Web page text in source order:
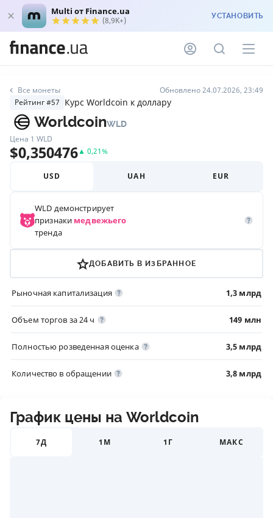
Multi от Finance.ua
(8,9K+) УСТАНОВИТЬ
Все монеты
Обновлено 24.07.2026, 23:49
Рейтинг #57 Курс Worldcoin к доллару
WorldcoinWLD
Цена 1 WLD
$0,350476▲ 0,21%
USD UAH EUR
WLD демонстрирует
признаки медвежьего
тренда
ДОБАВИТЬ В ИЗБРАННОЕ
Рыночная капитализация 1,3 млрд
Объем торгов за 24 ч 149 млн
Полностью розведенная оценка 3,5 млрд
Количество в обращении 3,8 млрд
График цены на Worldcoin
7Д 1М 1Г МАКС